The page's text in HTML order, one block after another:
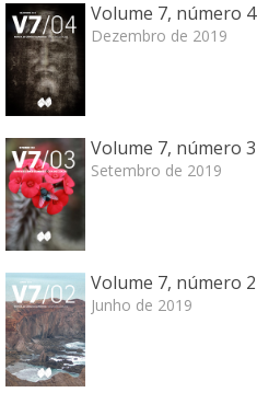
Volume 7, número 4
Dezembro de 2019
Volume 7, número 3
Setembro de 2019
Volume 7, número 2
Junho de 2019